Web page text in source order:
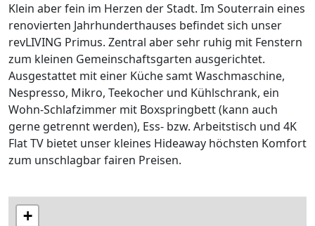
Klein aber fein im Herzen der Stadt. Im Souterrain eines
renovierten Jahrhunderthauses befindet sich unser
revLIVING Primus. Zentral aber sehr ruhig mit Fenstern
zum kleinen Gemeinschaftsgarten ausgerichtet.
Ausgestattet mit einer Küche samt Waschmaschine,
Nespresso, Mikro, Teekocher und Kühlschrank, ein
Wohn-Schlafzimmer mit Boxspringbett (kann auch
gerne getrennt werden), Ess- bzw. Arbeitstisch und 4K
Flat TV bietet unser kleines Hideaway höchsten Komfort
zum unschlagbar fairen Preisen.
+